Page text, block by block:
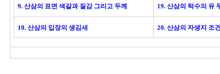
9. 산삼의 표면 색갈과 질감 그리고 두께 19. 산삼의 턱수의 유
10. 산삼의 입장의 생김새 20. 산삼의 자생지 조